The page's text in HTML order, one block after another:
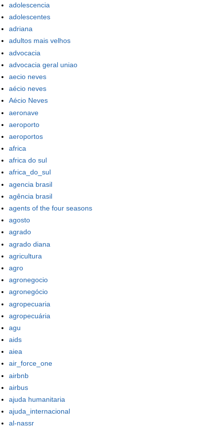
adolescencia
adolescentes
adriana
adultos mais velhos
advocacia
advocacia geral uniao
aecio neves
aécio neves
Aécio Neves
aeronave
aeroporto
aeroportos
africa
africa do sul
africa_do_sul
agencia brasil
agência brasil
agents of the four seasons
agosto
agrado
agrado diana
agricultura
agro
agronegocio
agronegócio
agropecuaria
agropecuária
agu
aids
aiea
air_force_one
airbnb
airbus
ajuda humanitaria
ajuda_internacional
al-nassr